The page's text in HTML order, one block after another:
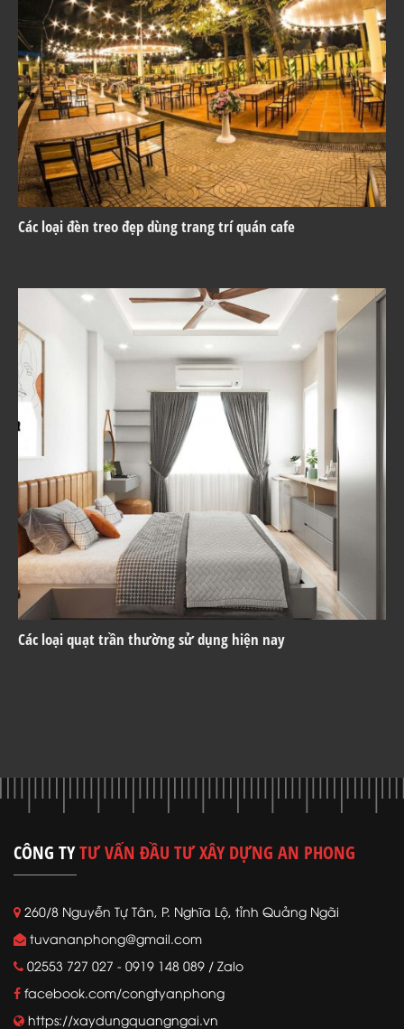
Các loại đèn treo đẹp dùng trang trí quán cafe
Các loại quạt trần thường sử dụng hiện nay
CÔNG TYTƯ VẤN ĐẦU TƯ XÂY DỰNG AN PHONG
260/8 Nguyễn Tự Tân, P. Nghĩa Lộ, tỉnh Quảng Ngãi
tuvananphong@gmail.com
02553 727 027 - 0919 148 089 / Zalo
facebook.com/congtyanphong
https://xaydungquangngai.vn